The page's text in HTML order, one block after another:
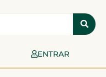
ENTRAR